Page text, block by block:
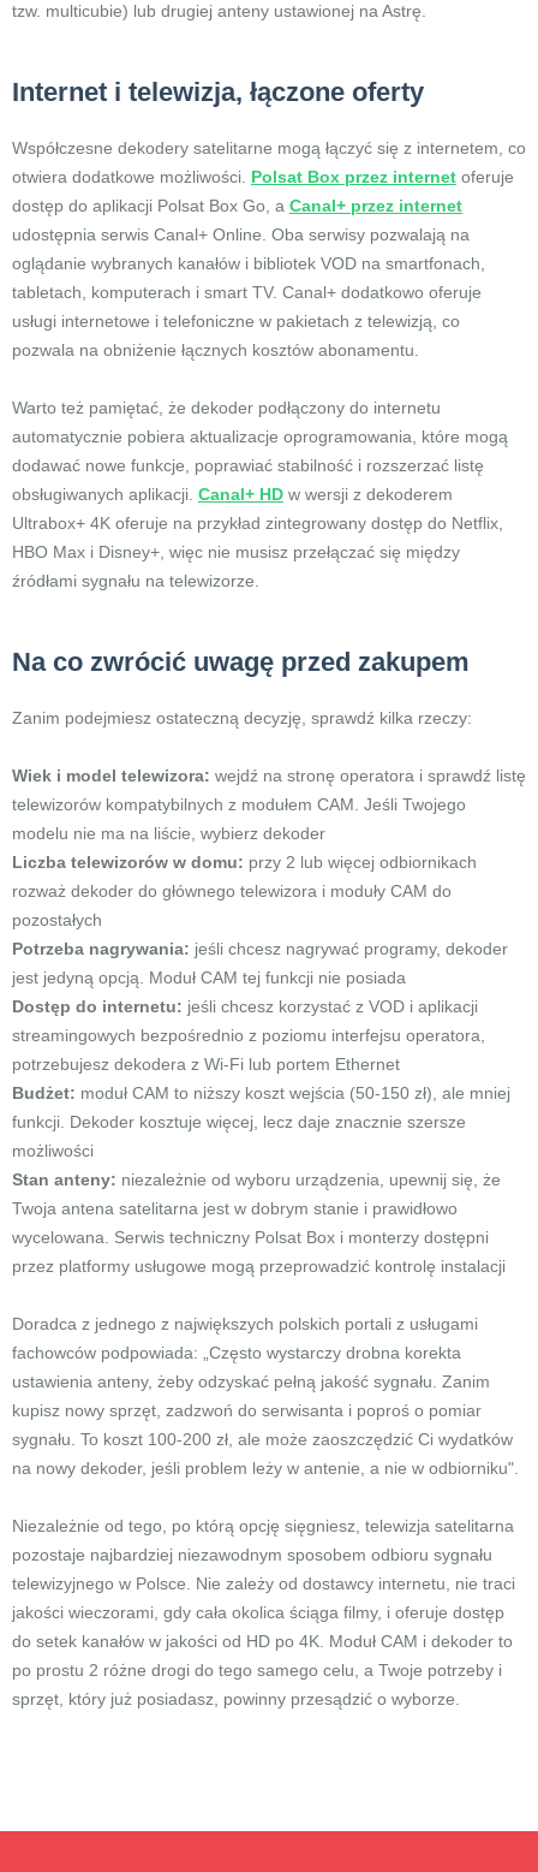
tzw. multicubie) lub drugiej anteny ustawionej na Astrę.
Internet i telewizja, łączone oferty
Współczesne dekodery satelitarne mogą łączyć się z internetem, co
otwiera dodatkowe możliwości. Polsat Box przez internet oferuje
dostęp do aplikacji Polsat Box Go, a Canal+ przez internet
udostępnia serwis Canal+ Online. Oba serwisy pozwalają na
oglądanie wybranych kanałów i bibliotek VOD na smartfonach,
tabletach, komputerach i smart TV. Canal+ dodatkowo oferuje
usługi internetowe i telefoniczne w pakietach z telewizją, co
pozwala na obniżenie łącznych kosztów abonamentu.
Warto też pamiętać, że dekoder podłączony do internetu
automatycznie pobiera aktualizacje oprogramowania, które mogą
dodawać nowe funkcje, poprawiać stabilność i rozszerzać listę
obsługiwanych aplikacji. Canal+ HD w wersji z dekoderem
Ultrabox+ 4K oferuje na przykład zintegrowany dostęp do Netflix,
HBO Max i Disney+, więc nie musisz przełączać się między
źródłami sygnału na telewizorze.
Na co zwrócić uwagę przed zakupem
Zanim podejmiesz ostateczną decyzję, sprawdź kilka rzeczy:
Wiek i model telewizora: wejdź na stronę operatora i sprawdź listę
telewizorów kompatybilnych z modułem CAM. Jeśli Twojego
modelu nie ma na liście, wybierz dekoder
Liczba telewizorów w domu: przy 2 lub więcej odbiornikach
rozważ dekoder do głównego telewizora i moduły CAM do
pozostałych
Potrzeba nagrywania: jeśli chcesz nagrywać programy, dekoder
jest jedyną opcją. Moduł CAM tej funkcji nie posiada
Dostęp do internetu: jeśli chcesz korzystać z VOD i aplikacji
streamingowych bezpośrednio z poziomu interfejsu operatora,
potrzebujesz dekodera z Wi-Fi lub portem Ethernet
Budżet: moduł CAM to niższy koszt wejścia (50-150 zł), ale mniej
funkcji. Dekoder kosztuje więcej, lecz daje znacznie szersze
możliwości
Stan anteny: niezależnie od wyboru urządzenia, upewnij się, że
Twoja antena satelitarna jest w dobrym stanie i prawidłowo
wycelowana. Serwis techniczny Polsat Box i monterzy dostępni
przez platformy usługowe mogą przeprowadzić kontrolę instalacji
Doradca z jednego z największych polskich portali z usługami
fachowców podpowiada: „Często wystarczy drobna korekta
ustawienia anteny, żeby odzyskać pełną jakość sygnału. Zanim
kupisz nowy sprzęt, zadzwoń do serwisanta i poproś o pomiar
sygnału. To koszt 100-200 zł, ale może zaoszczędzić Ci wydatków
na nowy dekoder, jeśli problem leży w antenie, a nie w odbiorniku".
Niezależnie od tego, po którą opcję sięgniesz, telewizja satelitarna
pozostaje najbardziej niezawodnym sposobem odbioru sygnału
telewizyjnego w Polsce. Nie zależy od dostawcy internetu, nie traci
jakości wieczorami, gdy cała okolica ściąga filmy, i oferuje dostęp
do setek kanałów w jakości od HD po 4K. Moduł CAM i dekoder to
po prostu 2 różne drogi do tego samego celu, a Twoje potrzeby i
sprzęt, który już posiadasz, powinny przesądzić o wyborze.